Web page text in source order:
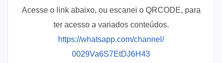
Acesse o link abaixo, ou escanei o QRCODE, para
ter acesso a variados conteúdos.
https://whatsapp.com/channel/
0029Va6S7EtDJ6H43